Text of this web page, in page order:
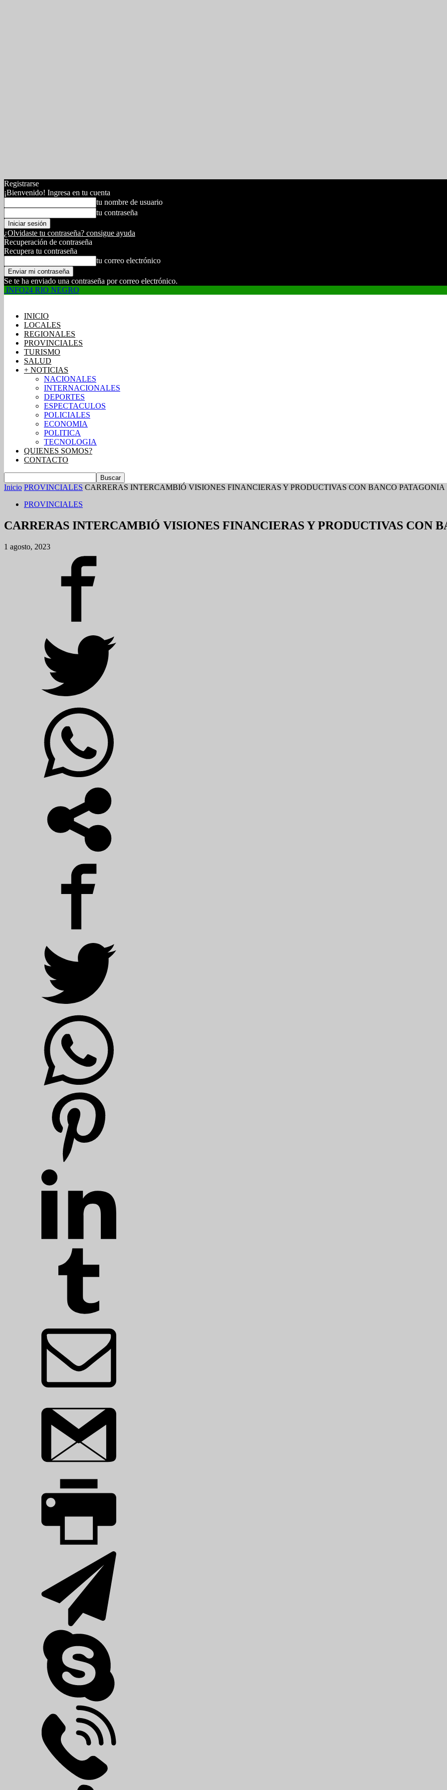
Registrarse
¡Bienvenido! Ingresa en tu cuenta
tu nombre de usuario
tu contraseña
¿Olvidaste tu contraseña? consigue ayuda
Recuperación de contraseña
Recupera tu contraseña
tu correo electrónico
Se te ha enviado una contraseña por correo electrónico.
INFO24 RIO NEGRO
INICIO
LOCALES
REGIONALES
PROVINCIALES
TURISMO
SALUD
+ NOTICIAS
NACIONALES
INTERNACIONALES
DEPORTES
ESPECTACULOS
POLICIALES
ECONOMIA
POLITICA
TECNOLOGIA
QUIENES SOMOS?
CONTACTO
Inicio PROVINCIALES CARRERAS INTERCAMBIÓ VISIONES FINANCIERAS Y PRODUCTIVAS CON BANCO PATAGONIA
PROVINCIALES
CARRERAS INTERCAMBIÓ VISIONES FINANCIERAS Y PRODUCTIVAS CON
1 agosto, 2023